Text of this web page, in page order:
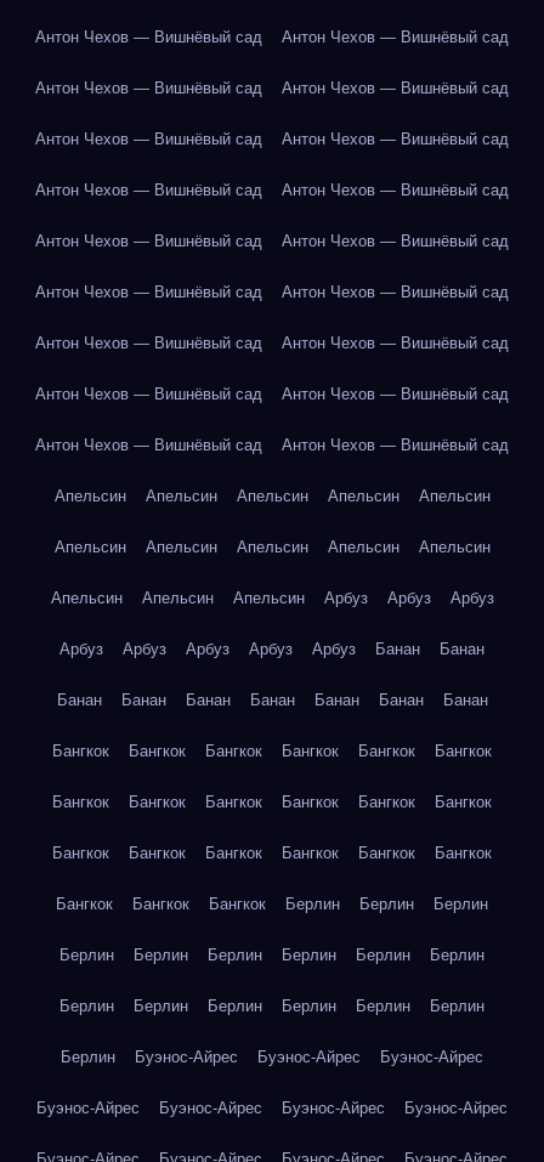
Антон Чехов — Вишнёвый сад Антон Чехов — Вишнёвый сад
Антон Чехов — Вишнёвый сад Антон Чехов — Вишнёвый сад
Антон Чехов — Вишнёвый сад Антон Чехов — Вишнёвый сад
Антон Чехов — Вишнёвый сад Антон Чехов — Вишнёвый сад
Антон Чехов — Вишнёвый сад Антон Чехов — Вишнёвый сад
Антон Чехов — Вишнёвый сад Антон Чехов — Вишнёвый сад
Антон Чехов — Вишнёвый сад Антон Чехов — Вишнёвый сад
Антон Чехов — Вишнёвый сад Антон Чехов — Вишнёвый сад
Антон Чехов — Вишнёвый сад Антон Чехов — Вишнёвый сад
Апельсин Апельсин Апельсин Апельсин Апельсин
Апельсин Апельсин Апельсин Апельсин Апельсин
Апельсин Апельсин Апельсин Арбуз Арбуз Арбуз
Арбуз Арбуз Арбуз Арбуз Арбуз Банан Банан
Банан Банан Банан Банан Банан Банан Банан
Бангкок Бангкок Бангкок Бангкок Бангкок Бангкок
Бангкок Бангкок Бангкок Бангкок Бангкок Бангкок
Бангкок Бангкок Бангкок Бангкок Бангкок Бангкок
Бангкок Бангкок Бангкок Берлин Берлин Берлин
Берлин Берлин Берлин Берлин Берлин Берлин
Берлин Берлин Берлин Берлин Берлин Берлин
Берлин Буэнос-Айрес Буэнос-Айрес Буэнос-Айрес
Буэнос-Айрес Буэнос-Айрес Буэнос-Айрес Буэнос-Айрес